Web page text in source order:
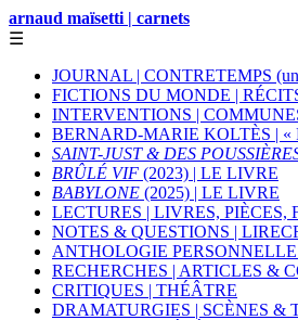
arnaud maïsetti | carnets
☰
JOURNAL | CONTRETEMPS (un
FICTIONS DU MONDE |
INTERVENTIONS |
BERNARD-MARIE KOLTÈS | «
SAINT-JUST & DES
BRÛLÉ VIF (2023) | LE LIVRE
BABYLONE (2025) | LE LIVRE
LECTURES | LIVRES, PIÈCES,
NOTES & QUESTIONS |
ANTHOLOGIE PERSONNELLE
RECHERCHES | ARTICLES &
CRITIQUES | THÉÂTRE
DRAMATURGIES | SCÈNES &